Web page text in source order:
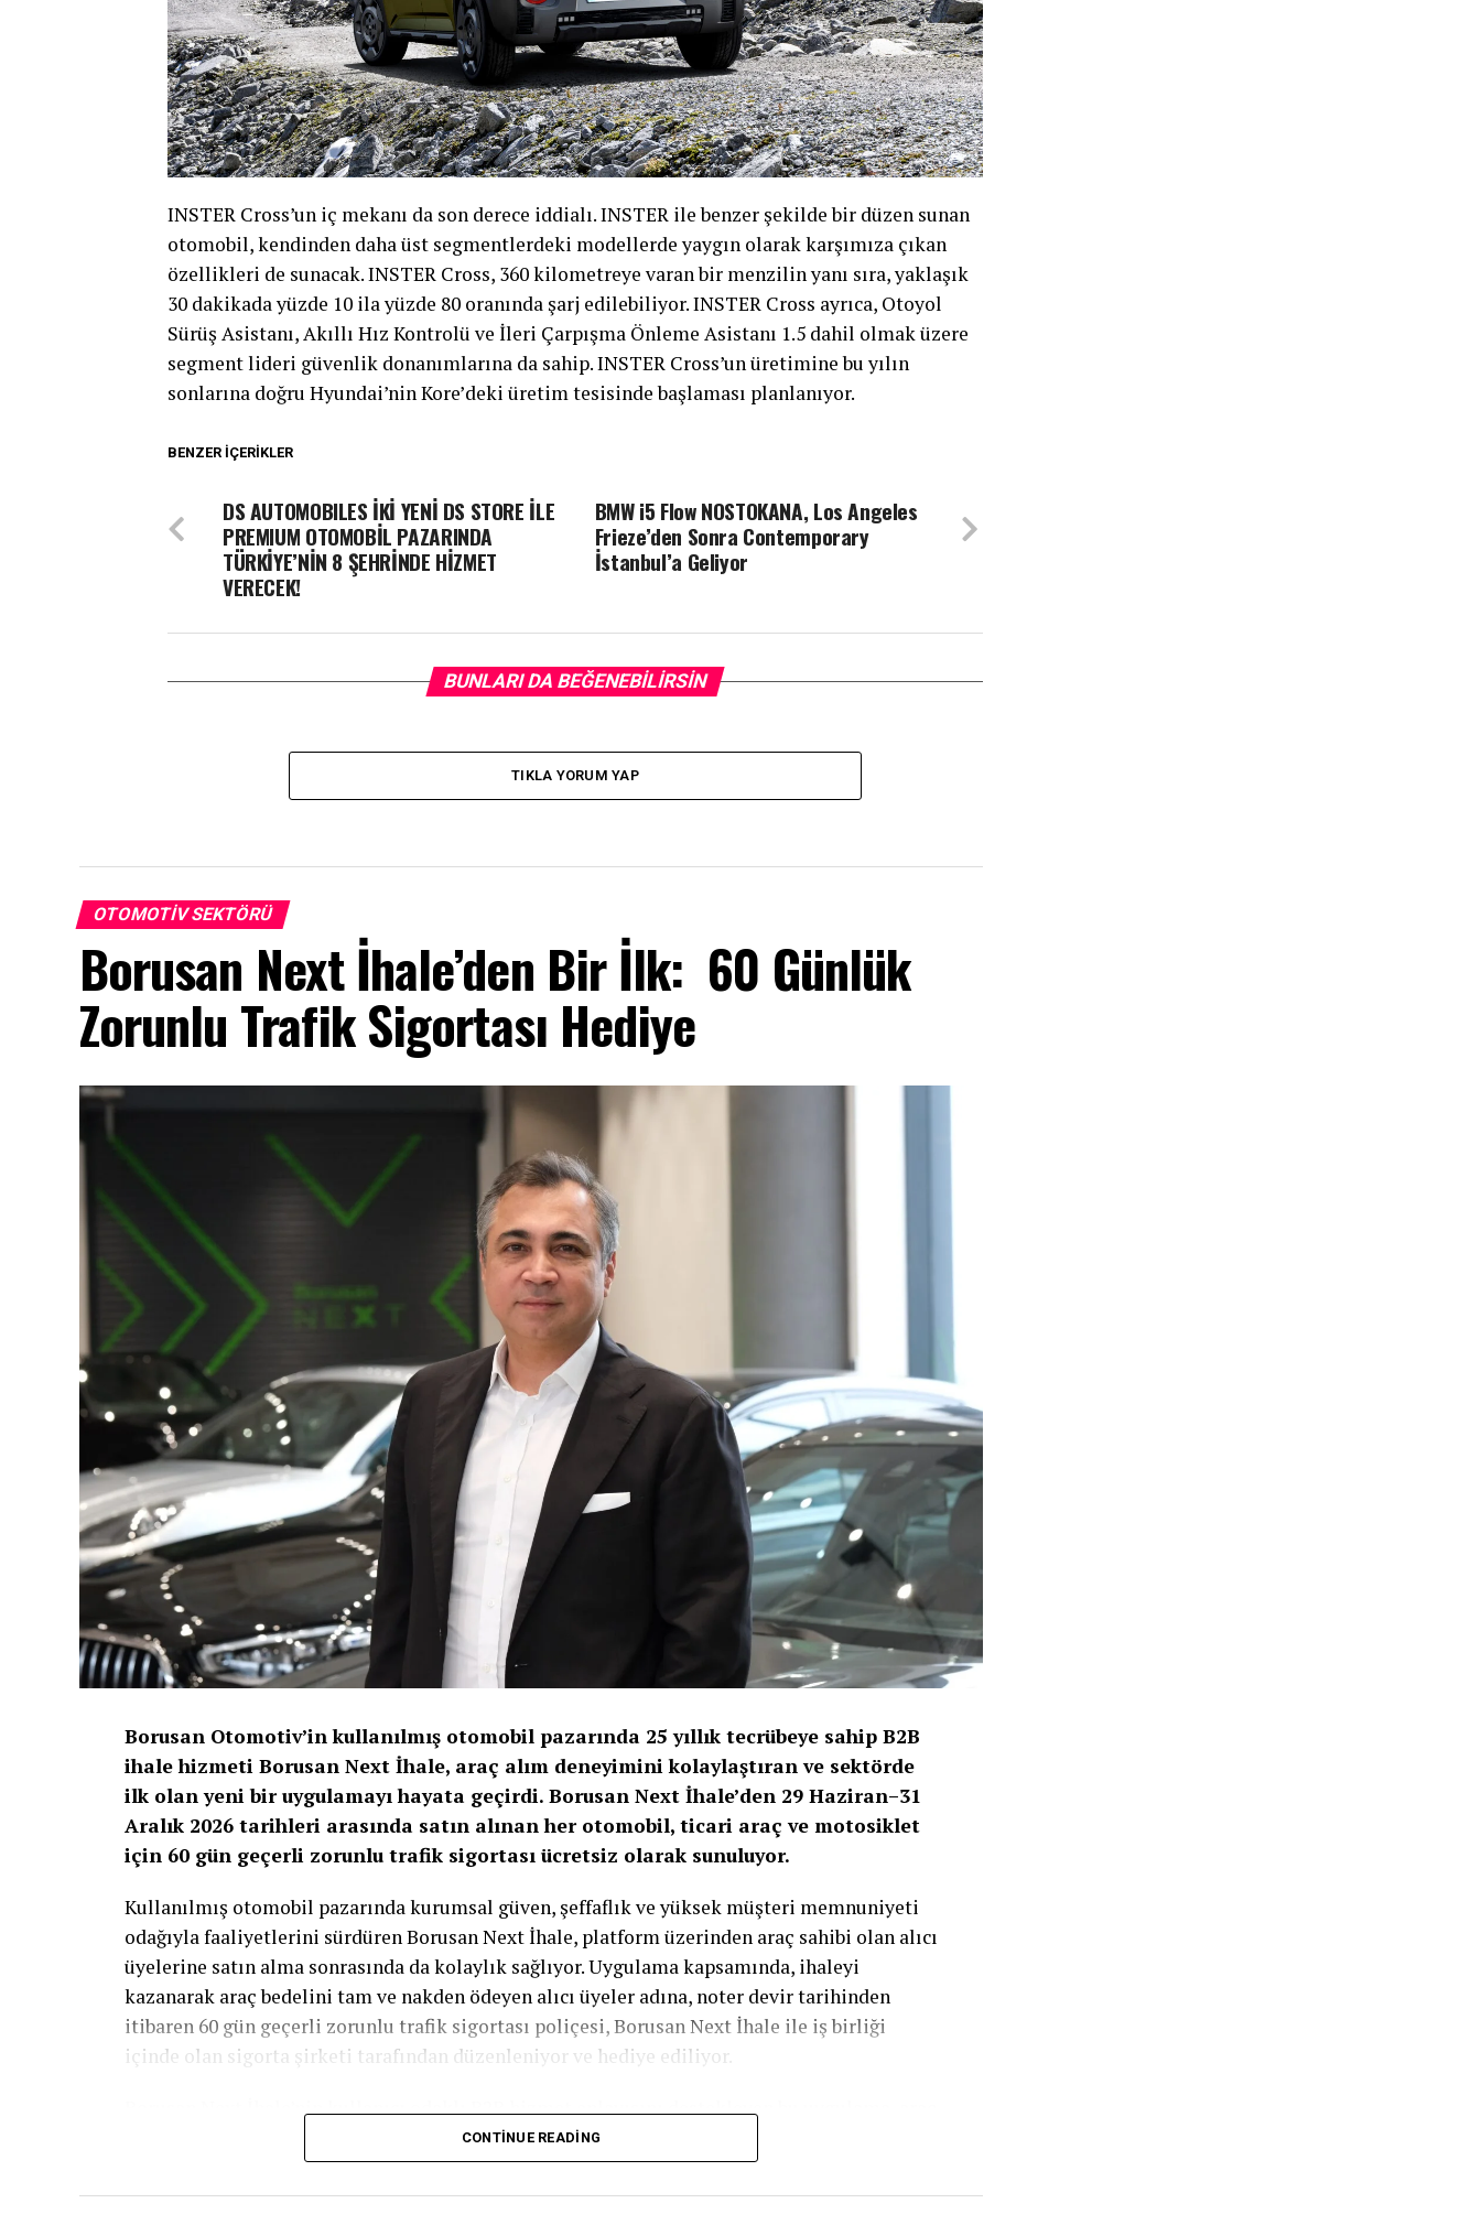
INSTER Cross’un iç mekanı da son derece iddialı. INSTER ile benzer şekilde bir düzen sunan
otomobil, kendinden daha üst segmentlerdeki modellerde yaygın olarak karşımıza çıkan
özellikleri de sunacak. INSTER Cross, 360 kilometreye varan bir menzilin yanı sıra, yaklaşık
30 dakikada yüzde 10 ila yüzde 80 oranında şarj edilebiliyor. INSTER Cross ayrıca, Otoyol
Sürüş Asistanı, Akıllı Hız Kontrolü ve İleri Çarpışma Önleme Asistanı 1.5 dahil olmak üzere
segment lideri güvenlik donanımlarına da sahip. INSTER Cross’un üretimine bu yılın
sonlarına doğru Hyundai’nin Kore’deki üretim tesisinde başlaması planlanıyor.
BENZER İÇERIKLER
BMW i5 Flow NOSTOKANA, Los Angeles
Frieze’den Sonra Contemporary
İstanbul’a Geliyor
DS AUTOMOBILES İKİ YENİ DS STORE İLE
PREMIUM OTOMOBİL PAZARINDA
TÜRKİYE’NİN 8 ŞEHRİNDE HİZMET
VERECEK!
BUNLARI DA BEĞENEBILIRSIN
TIKLA YORUM YAP
OTOMOTIV SEKTÖRÜ
Borusan Next İhale’den Bir İlk: 60 Günlük
Zorunlu Trafik Sigortası Hediye
Borusan Otomotiv’in kullanılmış otomobil pazarında 25 yıllık tecrübeye sahip B2B
ihale hizmeti Borusan Next İhale, araç alım deneyimini kolaylaştıran ve sektörde
ilk olan yeni bir uygulamayı hayata geçirdi. Borusan Next İhale’den 29 Haziran–31
Aralık 2026 tarihleri arasında satın alınan her otomobil, ticari araç ve motosiklet
için 60 gün geçerli zorunlu trafik sigortası ücretsiz olarak sunuluyor.
Kullanılmış otomobil pazarında kurumsal güven, şeffaflık ve yüksek müşteri memnuniyeti
odağıyla faaliyetlerini sürdüren Borusan Next İhale, platform üzerinden araç sahibi olan alıcı
üyelerine satın alma sonrasında da kolaylık sağlıyor. Uygulama kapsamında, ihaleyi
kazanarak araç bedelini tam ve nakden ödeyen alıcı üyeler adına, noter devir tarihinden
itibaren 60 gün geçerli zorunlu trafik sigortası poliçesi, Borusan Next İhale ile iş birliği
içinde olan sigorta şirketi tarafından düzenleniyor ve hediye ediliyor.
Borusan Next İhale’nin kullanıcı odaklı B2B hizmet anlayışını destekleyen bu uygulama, araç
satın alma sürecinin ardından doğan ilk ihtiyaçlardan birine pratik bir çözüm sunarken,
platformun iş ortakları nezdindeki cazibesini de artırıyor. Otomobil, ticari araç ve
motosiklet alımlarını kapsayan kampanya, Borusan Next İhale’nin ikinci el araç
CONTINUE READING